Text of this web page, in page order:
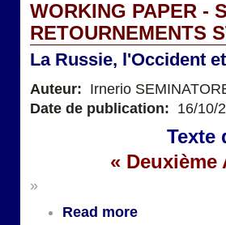
WORKING PAPER -
RETOURNEMENTS
La Russie, l'Occident
Auteur: Irnerio
Date de publication: 16/10/
Texte
« Deuxième
»
Read more